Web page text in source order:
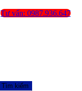
Tìm kiếm
Tư vấn: 0987.936.647